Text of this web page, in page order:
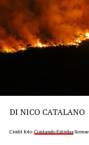
DI NICO CATALANO
Credit foto Contando Estrelaslicense